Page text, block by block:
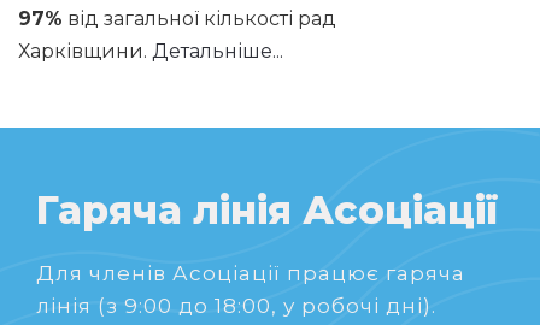
97% від загальної кількості рад
Харківщини. Детальніше...
Гаряча лінія Асоціації
Для членів Асоціації працює гаряча
лінія (з 9:00 до 18:00, у робочі дні).